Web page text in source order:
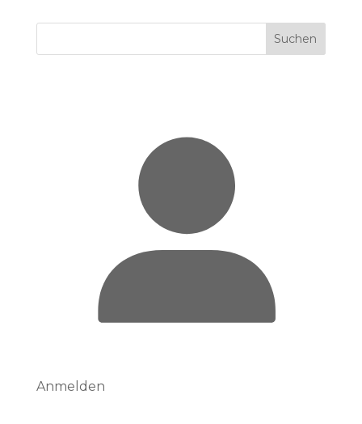
Suchen
Anmelden